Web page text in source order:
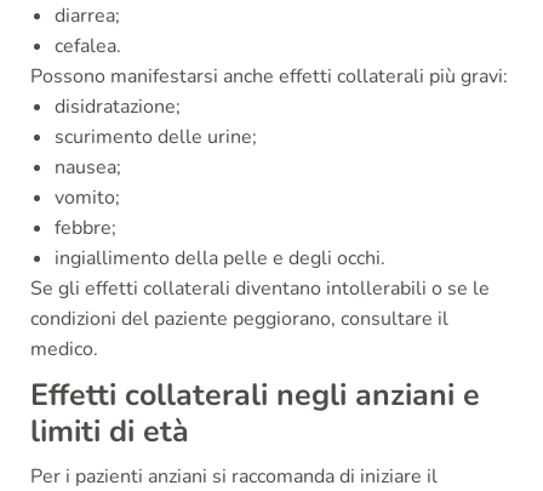
diarrea;
cefalea.
Possono manifestarsi anche effetti collaterali più gravi:
disidratazione;
scurimento delle urine;
nausea;
vomito;
febbre;
ingiallimento della pelle e degli occhi.
Se gli effetti collaterali diventano intollerabili o se le
condizioni del paziente peggiorano, consultare il
medico.
Effetti collaterali negli anziani e
limiti di età
Per i pazienti anziani si raccomanda di iniziare il